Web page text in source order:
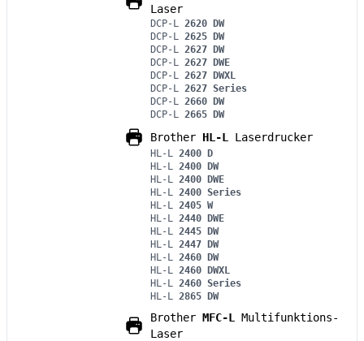
Laser
DCP-L
2620 DW
DCP-L
2625 DW
DCP-L
2627 DW
DCP-L
2627 DWE
DCP-L
2627 DWXL
DCP-L
2627 Series
DCP-L
2660 DW
DCP-L
2665 DW
Brother HL-L Laserdrucker
HL-L
2400 D
HL-L
2400 DW
HL-L
2400 DWE
HL-L
2400 Series
HL-L
2405 W
HL-L
2440 DWE
HL-L
2445 DW
HL-L
2447 DW
HL-L
2460 DW
HL-L
2460 DWXL
HL-L
2460 Series
HL-L
2865 DW
Brother MFC-L
Multifunktions-
Laser